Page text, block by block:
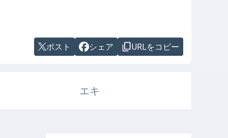
ポスト シェア URLをコピー
エキ